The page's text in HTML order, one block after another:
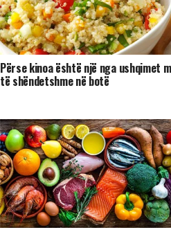
Përse kinoa është një nga ushqimet
të shëndetshme në botë